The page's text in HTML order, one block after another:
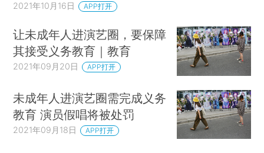
2021年10月16日 APP打开
让未成年人进演艺圈，要保障
其接受义务教育｜教育
2021年09月20日 APP打开
未成年人进演艺圈需完成义务
教育 演员假唱将被处罚
2021年09月18日 APP打开